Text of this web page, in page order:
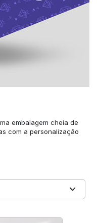
embalagem cheia de
com a personalização